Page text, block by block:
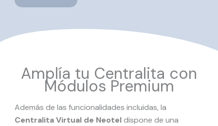
Amplía tu Centralita con
Módulos Premium
Además de las funcionalidades incluidas, la
Centralita Virtual de Neoteldispone de una